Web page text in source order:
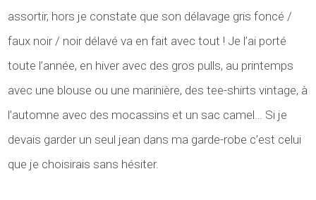
assortir, hors je constate que son délavage gris foncé /
faux noir / noir délavé va en fait avec tout ! Je l’ai porté
toute l’année, en hiver avec des gros pulls, au printemps
avec une blouse ou une marinière, des tee-shirts vintage, à
l’automne avec des mocassins et un sac camel… Si je
devais garder un seul jean dans ma garde-robe c’est celui
que je choisirais sans hésiter.